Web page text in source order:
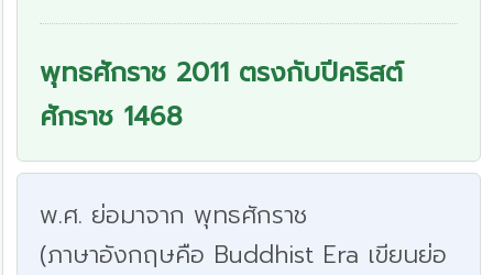
พุทธศักราช 2011 ตรงกับปีคริสต์
ศักราช 1468
พ.ศ. ย่อมาจาก พุทธศักราช
(ภาษาอังกฤษคือ Buddhist Era เขียนย่อ